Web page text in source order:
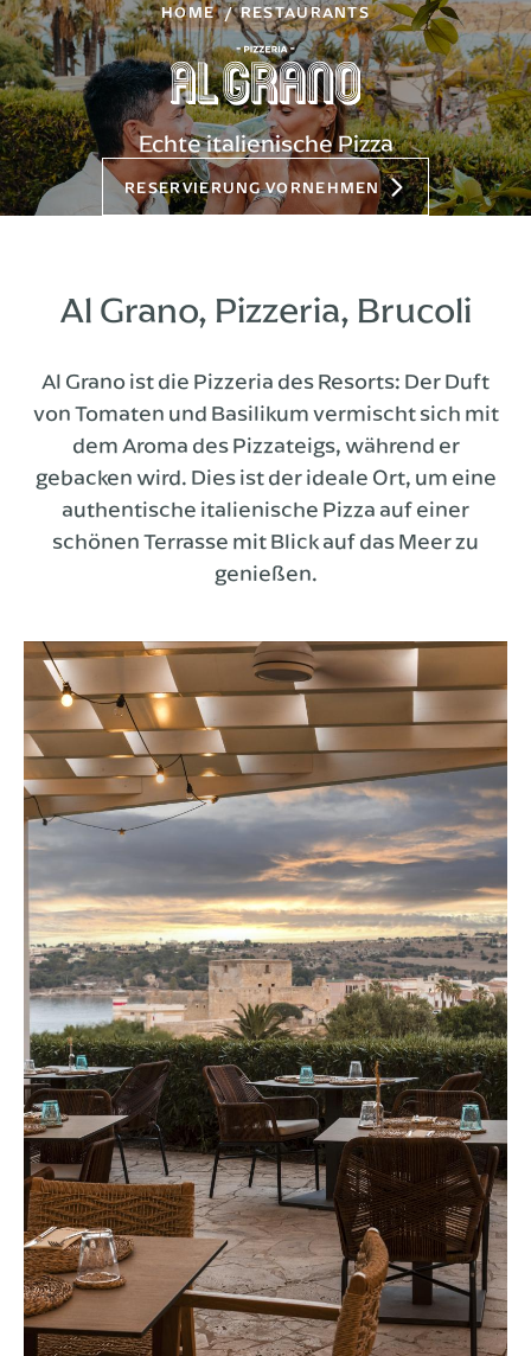
HOME RESTAURANTS
Echte italienische Pizza
RESERVIERUNG VORNEHMEN
Al Grano, Pizzeria, Brucoli
Al Grano ist die Pizzeria des Resorts: Der Duft
von Tomaten und Basilikum vermischt sich mit
dem Aroma des Pizzateigs, während er
gebacken wird. Dies ist der ideale Ort, um eine
authentische italienische Pizza auf einer
schönen Terrasse mit Blick auf das Meer zu
genießen.